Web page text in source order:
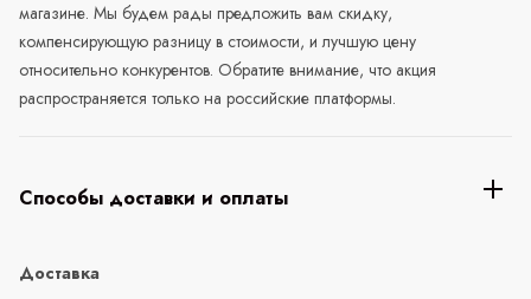
магазине. Мы будем рады предложить вам скидку,
компенсирующую разницу в стоимости, и лучшую цену
относительно конкурентов. Обратите внимание, что акция
распространяется только на российские платформы.
Способы доставки и оплаты
Доставка